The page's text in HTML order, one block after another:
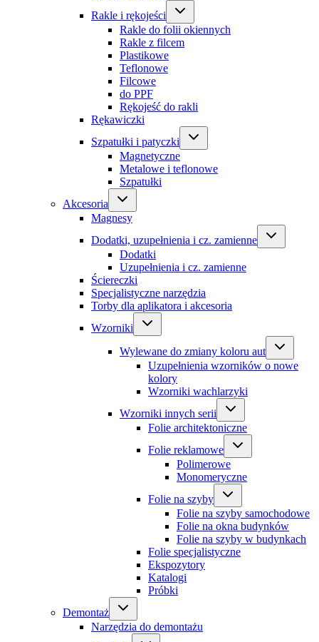
Rakle i rękojeści
Rakle do folii okiennych
Rakle z filcem
Plastikowe
Teflonowe
Filcowe
do PPF
Rękojeść do rakli
Rękawiczki
Szpatułki i patyczki
Magnetyczne
Metalowe i teflonowe
Szpatułki
Akcesoria
Magnesy
Dodatki, uzupełnienia i cz. zamienne
Dodatki
Uzupełnienia i cz. zamienne
Ściereczki
Specjalistyczne narzędzia
Torby dla aplikatora i akcesoria
Wzorniki
Wylewane do zmiany koloru aut
Uzupełnienia wzorników o nowe
kolory
Wzorniki wachlarzyki
Wzorniki innych serii
Folie architektoniczne
Folie reklamowe
Polimerowe
Monomeryczne
Folie na szyby
Folie na szyby samochodowe
Folie na okna budynków
Folie na szyby w budynkach
Folie specjalistyczne
Ekspozytory
Katalogi
Próbki
Demontaż
Narzędzia do demontażu